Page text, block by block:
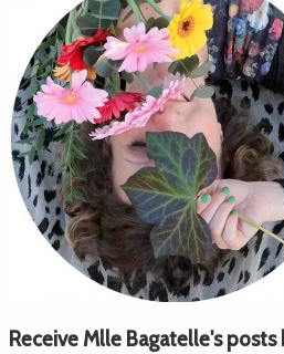
Receive Mlle Bagatelle's posts